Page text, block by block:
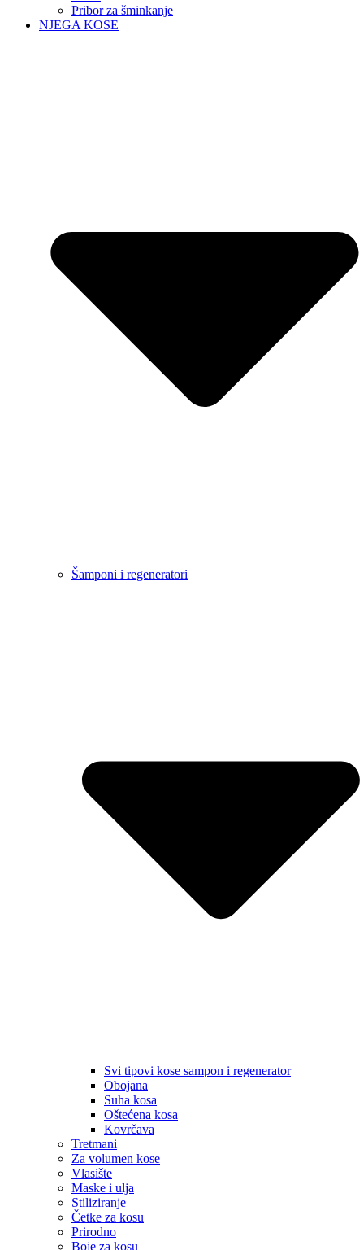
Pribor za šminkanje
NJEGA KOSE
Šamponi i regeneratori
Svi tipovi kose sampon i regenerator
Obojana
Suha kosa
Oštećena kosa
Kovrčava
Tretmani
Za volumen kose
Vlasište
Maske i ulja
Stiliziranje
Četke za kosu
Prirodno
Boje za kosu